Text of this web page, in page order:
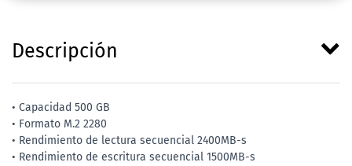
Descripción
• Capacidad 500 GB
• Formato M.2 2280
• Rendimiento de lectura secuencial 2400MB-s
• Rendimiento de escritura secuencial 1500MB-s